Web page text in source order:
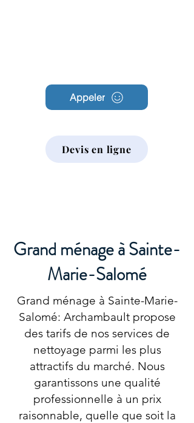
Appeler
Devis en ligne
Grand ménage à Sainte-
Marie-Salomé
Grand ménage à Sainte-Marie-
Salomé: Archambault propose
des tarifs de nos services de
nettoyage parmi les plus
attractifs du marché. Nous
garantissons une qualité
professionnelle à un prix
raisonnable, quelle que soit la